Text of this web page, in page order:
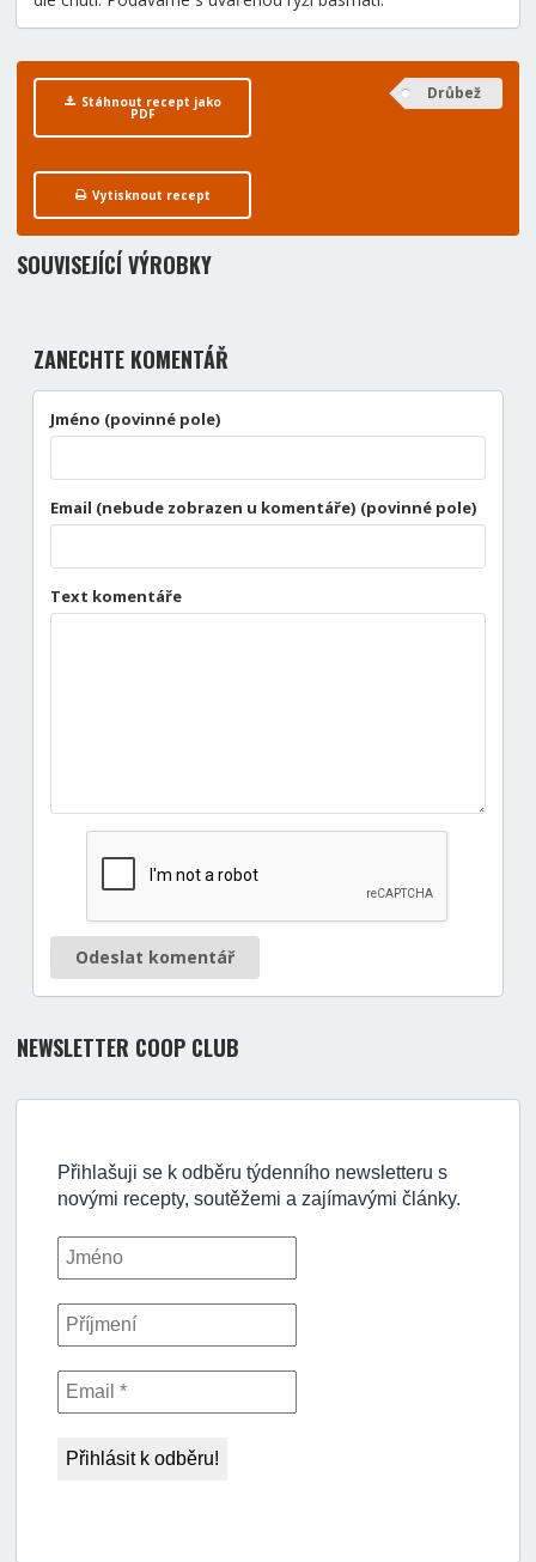
Stáhnout recept jako
PDF
Vytisknout recept
Drůbež
SOUVISEJÍCÍ VÝROBKY
ZANECHTE KOMENTÁŘ
Jméno (povinné pole)
Email (nebude zobrazen u komentáře) (povinné pole)
Text komentáře
Odeslat komentář
NEWSLETTER COOP CLUB